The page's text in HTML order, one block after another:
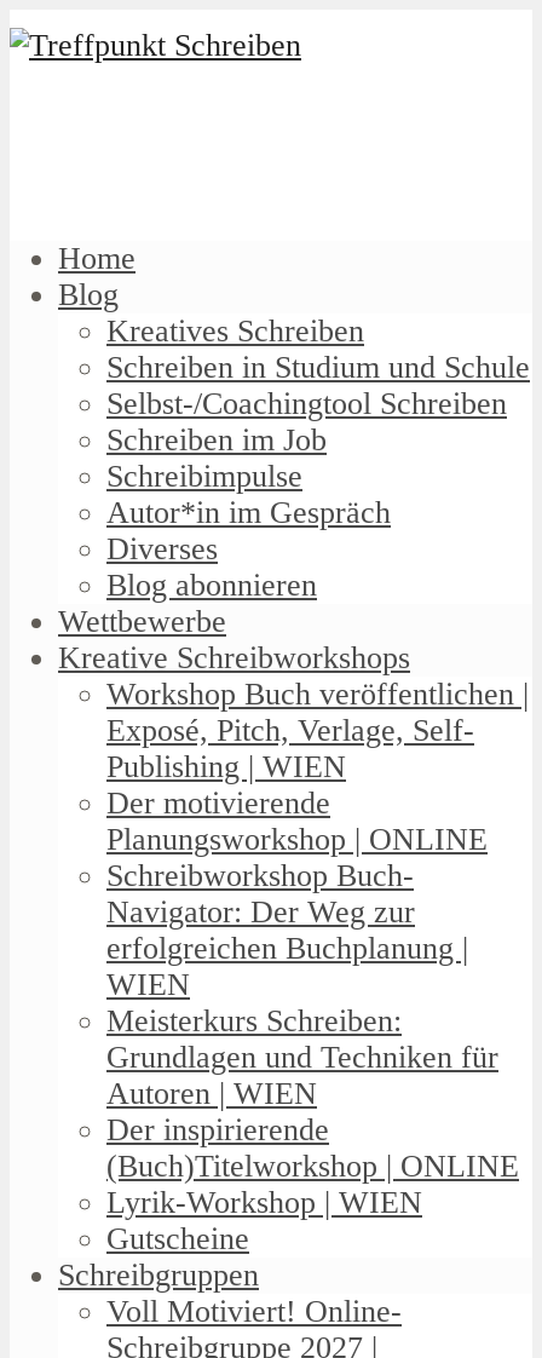
Home
Blog
Kreatives Schreiben
Schreiben in Studium und Schule
Selbst-/Coachingtool Schreiben
Schreiben im Job
Schreibimpulse
Autor*in im Gespräch
Diverses
Blog abonnieren
Wettbewerbe
Kreative Schreibworkshops
Workshop Buch veröffentlichen |
Exposé, Pitch, Verlage, Self-
Publishing | WIEN
Der motivierende
Planungsworkshop | ONLINE
Schreibworkshop Buch-
Navigator: Der Weg zur
erfolgreichen Buchplanung |
WIEN
Meisterkurs Schreiben:
Grundlagen und Techniken für
Autoren | WIEN
Der inspirierende
(Buch)Titelworkshop | ONLINE
Lyrik-Workshop | WIEN
Gutscheine
Schreibgruppen
Voll Motiviert! Online-
Schreibgruppe 2027 |